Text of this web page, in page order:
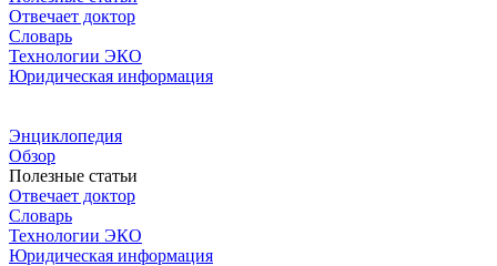
Отвечает доктор
Словарь
Технологии ЭКО
Юридическая информация
Энциклопедия
Обзор
Полезные статьи
Отвечает доктор
Словарь
Технологии ЭКО
Юридическая информация